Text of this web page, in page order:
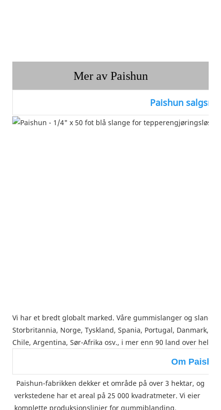
Mer av Paishun
Paishun
Vi har et bredt globalt marked. Våre gummislanger og
Storbritannia, Norge, Tyskland, Spania, Portugal, Danmark,
Chile, Argentina, Sør-Afrika osv., i mer enn 90 land over hele
Om
Paishun-fabrikken dekker et område på over 3 hektar, og
verkstedene har et areal på 25 000 kvadratmeter. Vi eier
komplette produksjonslinjer for gummiblanding,